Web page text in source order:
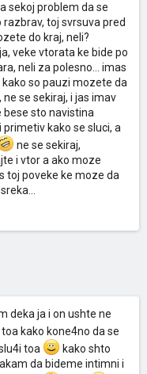
sekoj problem da se
razbrav, toj svrsuva pred
do kraj, neli?
veke vtorata ke bide po
neli za polesno... imas
so pauzi mozete da
se sekiraj, i jas imav
sto navistina
kako se sluci, a
ne se sekiraj,
i vtor a ako moze
toj poveke ke moze da
deka ja i on ushte ne
kako kone4no da se
toa
kako shto
da bideme intimni i